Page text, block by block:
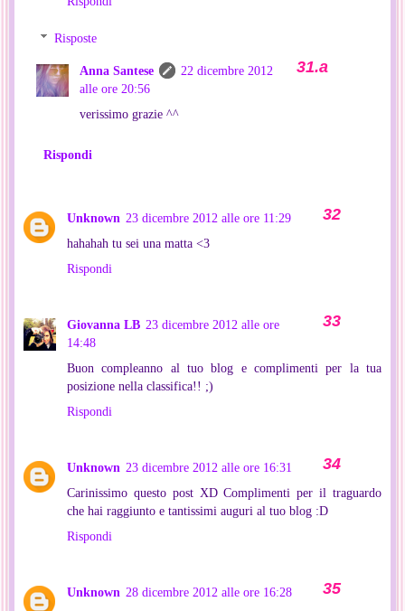
Risposte
Anna Santese
22 dicembre 2012
alle ore 20:56
verissimo grazie ^^
Rispondi
Unknown 23 dicembre 2012 alle ore 11:29
hahahah tu sei una matta <3
Rispondi
Giovanna LB 23 dicembre 2012 alle ore
14:48
Buon compleanno al tuo blog e complimenti per la tua
posizione nella classifica!! ;)
Rispondi
Unknown 23 dicembre 2012 alle ore 16:31
Carinissimo questo post XD Complimenti per il traguardo
che hai raggiunto e tantissimi auguri al tuo blog :D
Rispondi
Unknown 28 dicembre 2012 alle ore 16:28